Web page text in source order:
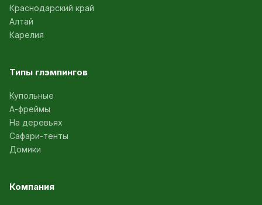
Краснодарский край
Алтай
Карелия
Типы глэмпингов
Купольные
А-фреймы
На деревьях
Сафари-тенты
Домики
Компания